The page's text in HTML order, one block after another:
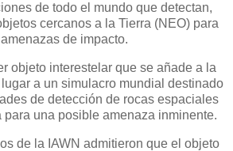
de todo el mundo que detectan,
cercanos a la Tierra (NEO) para
de impacto.
objeto interestelar que se añade a la
a un simulacro mundial destinado
de detección de rocas espaciales
para una posible amenaza inminente.
de la IAWN admitieron que el objeto